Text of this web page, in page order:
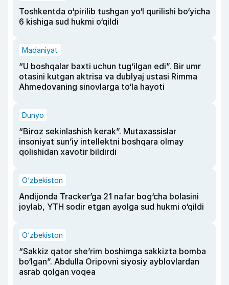
Toshkentda o‘pirilib tushgan yo‘l qurilishi bo‘yicha
6 kishiga sud hukmi o‘qildi
Madaniyat
“U boshqalar baxti uchun tug‘ilgan edi”. Bir umr
otasini kutgan aktrisa va dublyaj ustasi Rimma
Ahmedovaning sinovlarga to‘la hayoti
Dunyo
“Biroz sekinlashish kerak”. Mutaxassislar
insoniyat sun’iy intellektni boshqara olmay
qolishidan xavotir bildirdi
O‘zbekiston
Andijonda Tracker’ga 21 nafar bog‘cha bolasini
joylab, YTH sodir etgan ayolga sud hukmi o‘qildi
O‘zbekiston
“Sakkiz qator she’rim boshimga sakkizta bomba
bo‘lgan”. Abdulla Oripovni siyosiy ayblovlardan
asrab qolgan voqea